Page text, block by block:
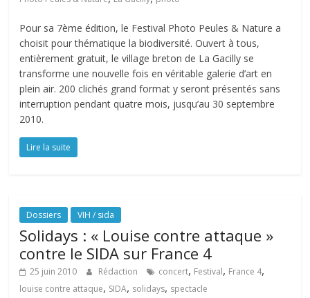
Pour sa 7ème édition, le Festival Photo Peules & Nature a
choisit pour thématique la biodiversité. Ouvert à tous,
entièrement gratuit, le village breton de La Gacilly se
transforme une nouvelle fois en véritable galerie d’art en
plein air. 200 clichés grand format y seront présentés sans
interruption pendant quatre mois, jusqu’au 30 septembre
2010.
Lire la suite
Dossiers VIH / sida
Solidays : « Louise contre attaque »
contre le SIDA sur France 4
25 juin 2010 Rédaction concert, Festival, France 4,
louise contre attaque, SIDA, solidays, spectacle